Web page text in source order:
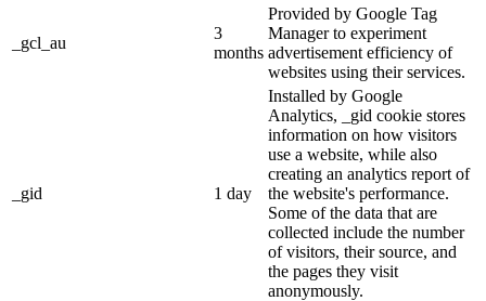
_gcl_au
3
months
Provided by Google Tag
Manager to experiment
advertisement efficiency of
websites using their services.
_gid 1 day
Installed by Google
Analytics, _gid cookie stores
information on how visitors
use a website, while also
creating an analytics report of
the website's performance.
Some of the data that are
collected include the number
of visitors, their source, and
the pages they visit
anonymously.